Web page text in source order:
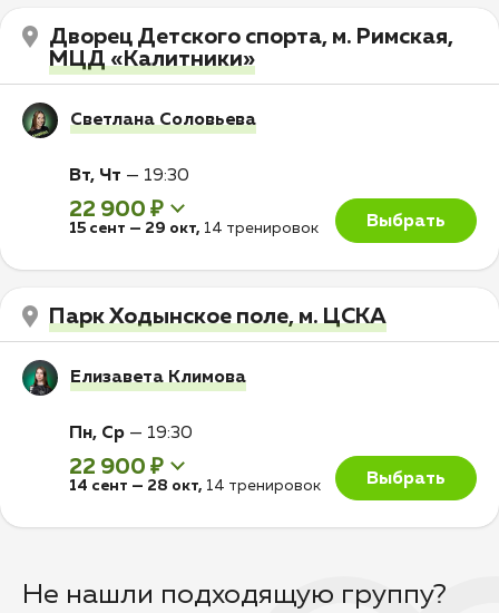
Дворец Детского спорта, м. Римская,
МЦД «Калитники»
Светлана Соловьева
Вт, Чт — 19:30
22 900 ₽
15 сент — 29 окт, 14 тренировок Выбрать
Парк Ходынское поле, м. ЦСКА
Елизавета Климова
Пн, Ср — 19:30
22 900 ₽
14 сент — 28 окт, 14 тренировок Выбрать
Не нашли подходящую группу?